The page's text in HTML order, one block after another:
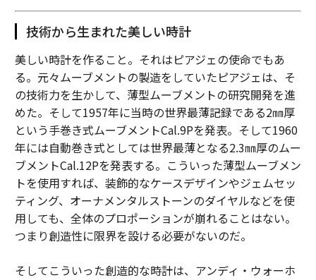
技術から生まれた美しい時計
美しい時計を作ること。それはピアジェの使命でもあ
る。元々ムーブメントの製造をしていたピアジェは、そ
の技術力を生かして、薄型ムーブメントの研究開発を進
めた。そして1957年に当時の世界最薄記録である2㎜厚
という手巻き式ムーブメントCal.9Pを発表。そして1960
年には自動巻き式としては世界最薄となる2.3㎜厚のムー
ブメントCal.12Pを発表する。こういった薄型ムーブメン
トを使用すれば、装飾的なケースデザインやジェムセッ
ティング、オーナメンタルストーンのダイヤルなどを使
用しても、全体のプロポーションが崩れることはない。
つまり創造性に限界を設ける必要がないのだ。
そしてこういった創造的な時計は、アンディ・ウォーホ